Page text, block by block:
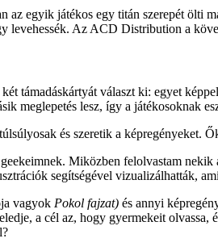
az egyik játékos egy titán szerepét ölti
levehessék. Az ACD Distribution a
támadáskártyát választ ki: egyet
meglepetés lesz, így a játékosoknak
és szeretik a képregényeket.
Miközben felolvastam
segítségével vizualizálhatták,
vagyok Pokol fajzat) és annyi
a cél az, hogy gyermekeit olvassa,